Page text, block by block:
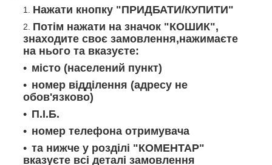
Нажати кнопку "ПРИДБАТИ/КУПИТИ"
Потім нажати на значок "КОШИК",
знаходите своє замовлення,нажимаєте
на нього та вказуєте:
місто (населений пункт)
номер відділення (адресу не
обов'язково)
П.І.Б.
номер телефона отримувача
та нижче у розділі "КОМЕНТАР"
вказуєте всі деталі замовлення